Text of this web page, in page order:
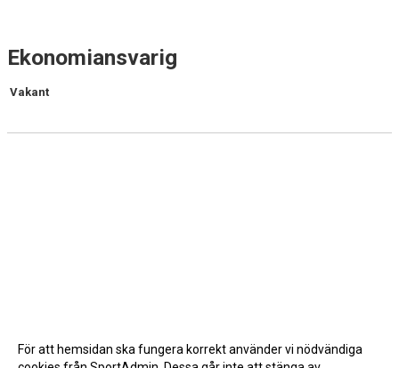
Ekonomiansvarig
Vakant
För att hemsidan ska fungera korrekt använder vi nödvändiga